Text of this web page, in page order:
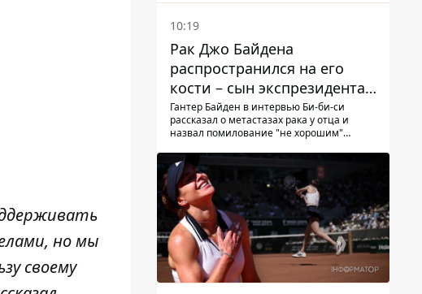
но мы
своему
10:19
Рак Джо Байдена
распространился на его
кости – сын экспрезидента
США рассказал, что болезнь
отца прогрессирует
Гантер Байден в интервью Би-би-си
рассказал о метастазах рака у отца и
назвал помилование "не хорошим"